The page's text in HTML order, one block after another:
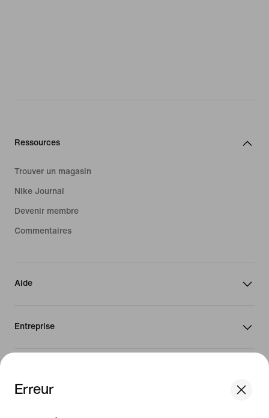
Erreur
Ressources
Trouver un magasin
Nike Journal
Devenir membre
Commentaires
Aide
Entreprise